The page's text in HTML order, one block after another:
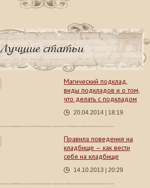
Лучшие статьи
Магический подклад,
виды подкладов и о том,
что делать с подкладом
20.04.2014 | 18:19
Правила поведения на
кладбище — как вести
себя на кладбище
14.10.2013 | 20:29